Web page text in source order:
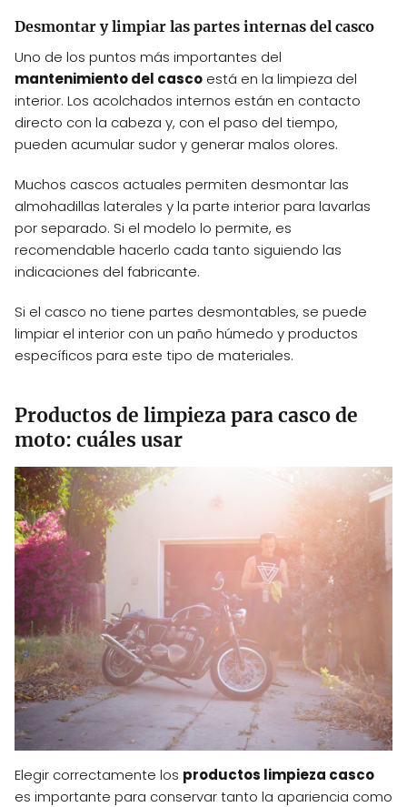
Desmontar y limpiar las partes internas del casco
Uno de los puntos más importantes del
mantenimiento del casco está en la limpieza del
interior. Los acolchados internos están en contacto
directo con la cabeza y, con el paso del tiempo,
pueden acumular sudor y generar malos olores.
Muchos cascos actuales permiten desmontar las
almohadillas laterales y la parte interior para lavarlas
por separado. Si el modelo lo permite, es
recomendable hacerlo cada tanto siguiendo las
indicaciones del fabricante.
Si el casco no tiene partes desmontables, se puede
limpiar el interior con un paño húmedo y productos
específicos para este tipo de materiales.
Productos de limpieza para casco de
moto: cuáles usar
Elegir correctamente los productos limpieza casco
es importante para conservar tanto la apariencia como